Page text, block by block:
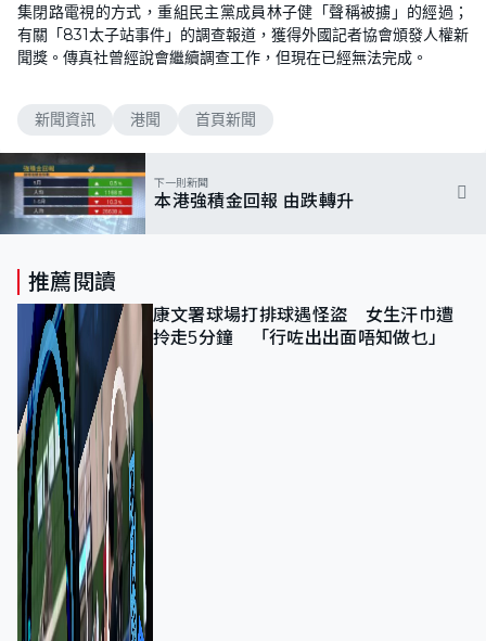
集閉路電視的方式，重組民主黨成員林子健「聲稱被擄」的經過；
有關「831太子站事件」的調查報道，獲得外國記者協會頒發人權新
聞獎。傳真社曾經說會繼續調查工作，但現在已經無法完成。
新聞資訊 港聞 首頁新聞
下一則新聞
本港強積金回報 由跌轉升
推薦閱讀
康文署球場打排球遇怪盜 女生汗巾遭
拎走5分鐘 「行咗出出面唔知做乜」